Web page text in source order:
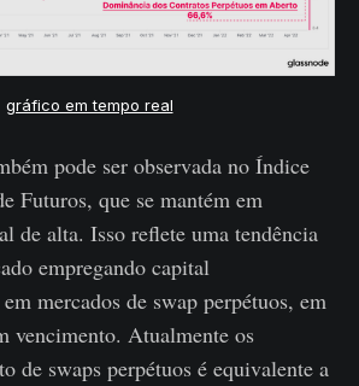
gráfico em tempo real
pode ser observada no Índice
Futuros, que se mantém em
de alta. Isso reflete uma tendência
empregando capital
mercados de swap perpétuos, em
vencimento. Atualmente os
de swaps perpétuos é equivalente a